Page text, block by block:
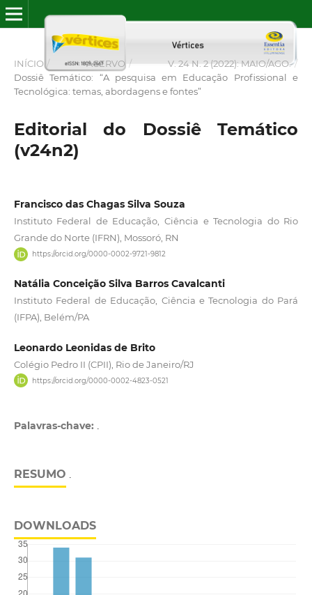
INÍCIO / ACERVO / V. 24 N. 2 (2022): MAIO/AGO. /
Dossiê Temático: “A pesquisa em Educação Profissional e
Tecnológica: temas, abordagens e fontes”
Editorial do Dossiê Temático
(v24n2)
Francisco das Chagas Silva Souza
Instituto Federal de Educação, Ciência e Tecnologia do Rio
Grande do Norte (IFRN), Mossoró, RN
https://orcid.org/0000-0002-9721-9812
Natália Conceição Silva Barros Cavalcanti
Instituto Federal de Educação, Ciência e Tecnologia do Pará
(IFPA), Belém/PA
Leonardo Leonidas de Brito
Colégio Pedro II (CPII), Rio de Janeiro/RJ
https://orcid.org/0000-0002-4823-0521
Palavras-chave: .
RESUMO .
DOWNLOADS